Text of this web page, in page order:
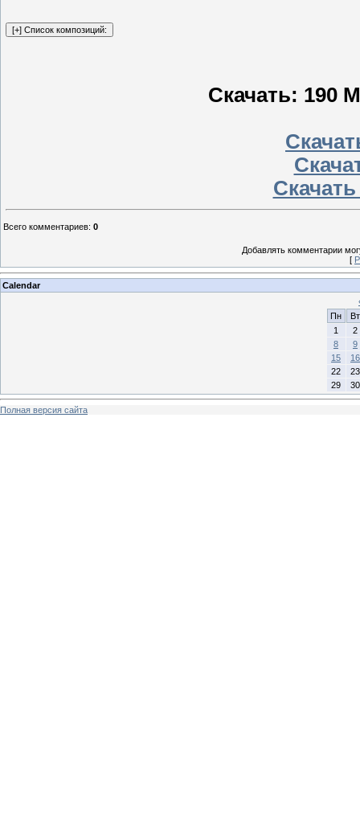
Скачать: 190
Всего комментариев: 0
Добавлять комментарии
[
Calendar
Пн
Вт
1
2
8
9
15
16
22
23
29
30
Полная версия сайта